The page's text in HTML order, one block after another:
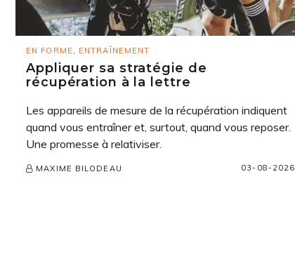
EN FORME , ENTRAÎNEMENT
Appliquer sa stratégie de
récupération à la lettre
Les appareils de mesure de la récupération indiquent
quand vous entraîner et, surtout, quand vous reposer.
Une promesse à relativiser.
MAXIME BILODEAU 03-08-2026